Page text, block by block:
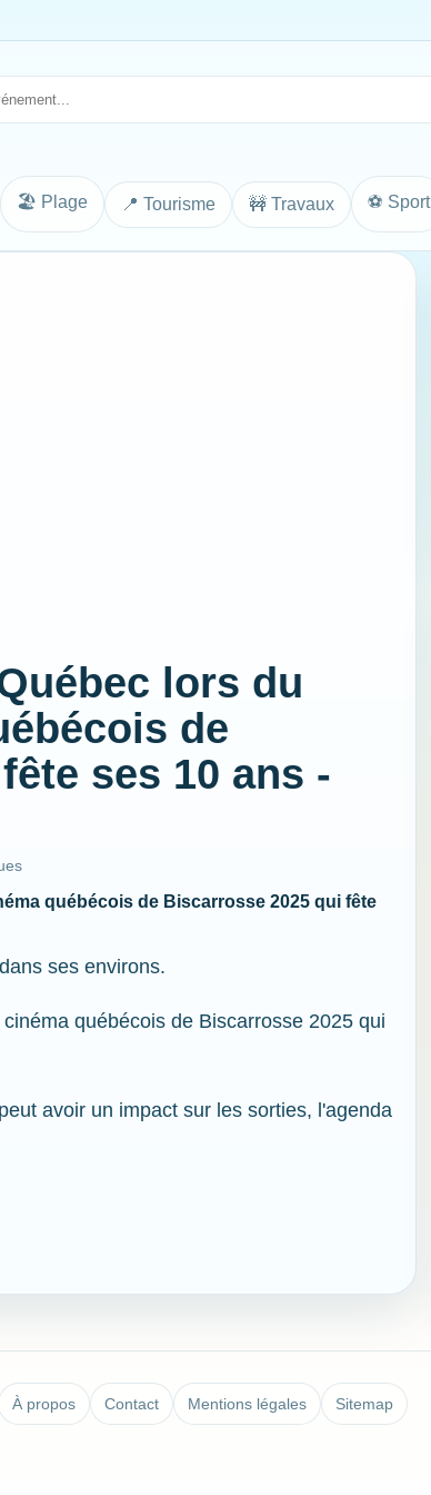
🏖️ Plage 📍 Tourisme 🚧 Travaux ⚽ Sport
lors du
de
ses 10 ans -
québécois de Biscarrosse 2025 qui fête
ses environs.
québécois de Biscarrosse 2025 qui
avoir un impact sur les sorties, l'agenda
À propos Contact Mentions légales Sitemap